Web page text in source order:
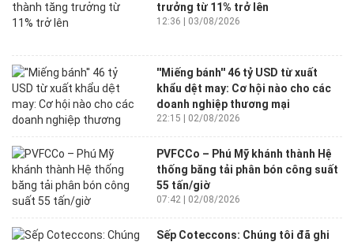
trưởng từ 11% trở lên
12:36 | 03/08/2026
''Miếng bánh'' 46 tỷ USD từ xuất
khẩu dệt may: Cơ hội nào cho các
doanh nghiệp thương mại
22:15 | 02/08/2026
PVFCCo – Phú Mỹ khánh thành Hệ
thống băng tải phân bón công suất
55 tấn/giờ
07:42 | 02/08/2026
Sếp Coteccons: Chúng tôi đã ghi